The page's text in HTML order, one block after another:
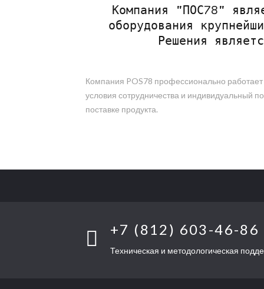
Компания "ПОС78"
оборудования
Решения
Компания POS78 профессионально работает
условия сотрудничества и индивидуальный
поставке продукта.
+7 (812) 603-46-86
Техническая и методологическая